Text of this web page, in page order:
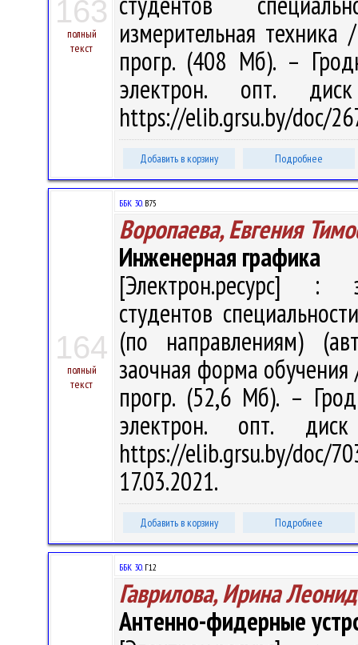
163
полный
текст
измерительная техника
прогр. (408 Мб). –
электрон. опт.
https://elib.grsu.by/doc/
Добавить в корзину Подробнее
164
полный
текст
ББК 30.В75
Воропаева, Евгения
Инженерная графика
[Электрон.ресурс] :
студентов
(по направлениям)
заочная форма обучения
прогр. (52,6 Мб). –
электрон. опт.
https://elib.grsu.by/
17.03.2021.
Добавить в корзину Подробнее
ББК 30.Г12
Гаврилова, Ирина
Антенно-фидерные